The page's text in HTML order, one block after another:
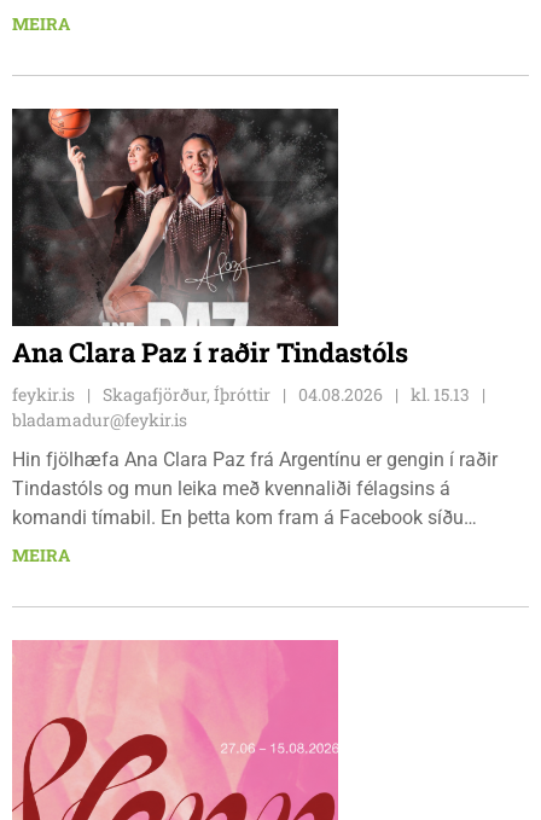
undanúrslitin annað árið í röð, en ásamt þeim verða
verður.
MEIRA
Ana Clara Paz í raðir Tindastóls
feykir.is Skagafjörður, Íþróttir 04.08.2026
kl. 15.13
bladamadur@feykir.is
Hin fjölhæfa Ana Clara Paz frá Argentínu er gengin í raðir
Tindastóls og mun leika með kvennaliði félagsins á
komandi tímabil. En þetta kom fram á Facebook síðu
Körfuknattleiksdeildarinnar fyrr í dag. Paz þekkir íslenska
og metnaðarfullt lið Stólanna.
MEIRA